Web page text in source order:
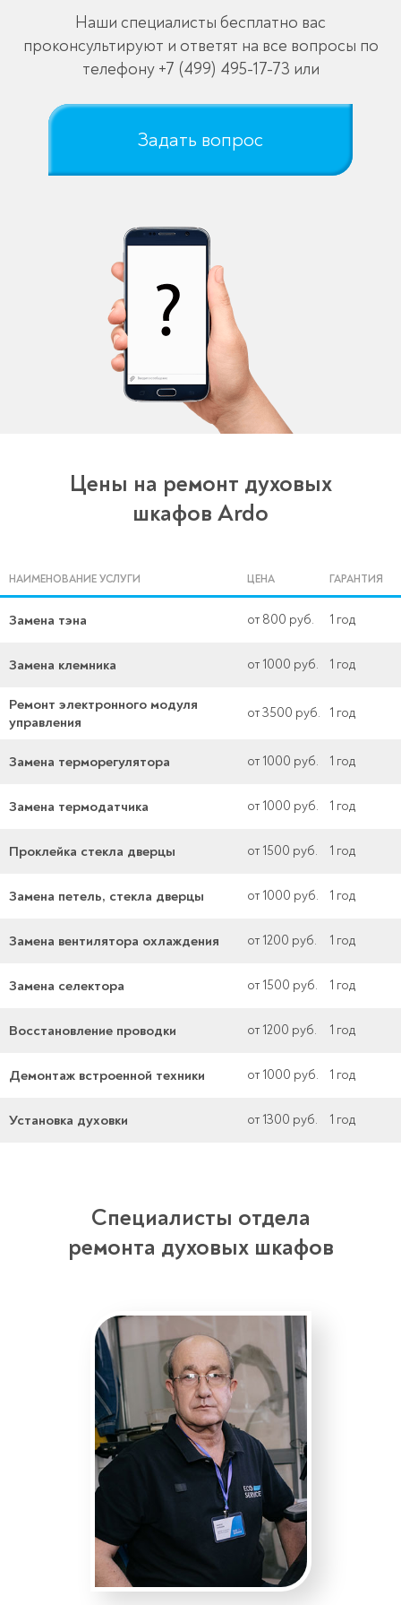
Наши специалисты бесплатно вас
проконсультируют и ответят на все вопросы по
телефону +7 (499) 495-17-73 или
Задать вопрос
Цены на ремонт духовых
шкафов Ardo
НАИМЕНОВАНИЕ УСЛУГИ ЦЕНА ГАРАНТИЯ
Замена тэна от 800 руб. 1 год
Замена клемника от 1000 руб. 1 год
Ремонт электронного модуля
управления
от 3500 руб. 1 год
Замена терморегулятора от 1000 руб. 1 год
Замена термодатчика от 1000 руб. 1 год
Проклейка стекла дверцы от 1500 руб. 1 год
Замена петель, стекла дверцы от 1000 руб. 1 год
Замена вентилятора охлаждения от 1200 руб. 1 год
Замена селектора от 1500 руб. 1 год
Восстановление проводки от 1200 руб. 1 год
Демонтаж встроенной техники от 1000 руб. 1 год
Установка духовки от 1300 руб. 1 год
Специалисты отдела
ремонта духовых шкафов